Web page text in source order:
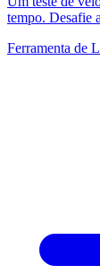
tempo. Desafie
Ferramenta de